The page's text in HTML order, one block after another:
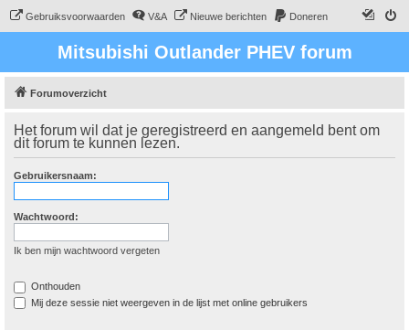
Gebruiksvoorwaarden V&A Nieuwe berichten Doneren
Mitsubishi Outlander PHEV forum
Forumoverzicht
Het forum wil dat je geregistreerd en aangemeld bent om
dit forum te kunnen lezen.
Gebruikersnaam:
Wachtwoord:
Ik ben mijn wachtwoord vergeten
Onthouden
Mij deze sessie niet weergeven in de lijst met online gebruikers